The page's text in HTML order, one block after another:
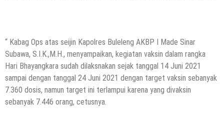
“ Kabag Ops atas seijin Kapolres Buleleng AKBP I Made Sinar
Subawa, S.I.K.,M.H., menyampaikan, kegiatan vaksin dalam rangka
Hari Bhayangkara sudah dilaksnakan sejak tanggal 14 Juni 2021
sampai dengan tanggal 24 Juni 2021 dengan target vaksin sebanyak
7.360 dosis, namun target ini terlampui karena yang divaksin
sebanyak 7.446 orang, cetusnya.